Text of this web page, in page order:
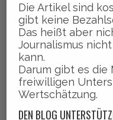
Die Artikel sind
gibt keine
Das heißt aber
Journalismus
kann.
Darum gibt es die
freiwilligen
Wertschätzung.
DEN BLOG